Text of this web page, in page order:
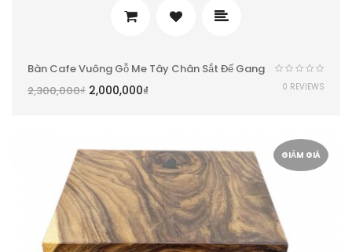
Bàn Cafe Vuông Gỗ Me Tây Chân Sắt Đế Gang
2,300,000₫ 2,000,000₫ 0 REVIEWS
GIẢM GIÁ